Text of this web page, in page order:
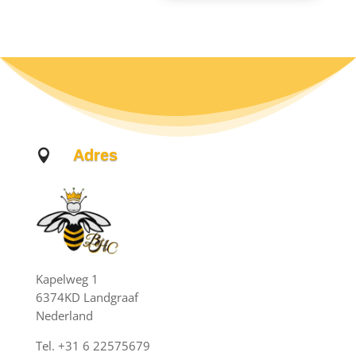
 Adres
Kapelweg 1
6374KD Landgraaf
Nederland
Tel. +31 6 22575679